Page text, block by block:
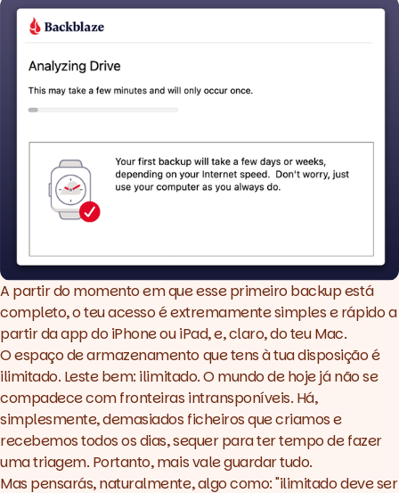
A partir do momento em que esse primeirobackupestá
completo, o teu acesso é extremamente simples e rápido a
partir daappdo iPhone ou iPad, e, claro, do teu Mac.
O espaço de armazenamento que tens à tua disposição é
ilimitado. Leste bem: ilimitado. O mundo de hoje já não se
compadece com fronteiras intransponíveis. Há,
simplesmente, demasiados ficheiros que criamos e
recebemos todos os dias, sequer para ter tempo de fazer
uma triagem. Portanto, mais vale guardar tudo.
Mas pensarás, naturalmente, algo como: "ilimitado deve ser